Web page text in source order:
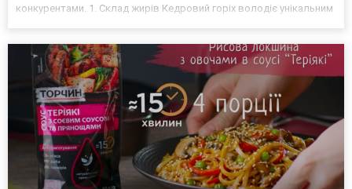
конкурентами. 1. Склад жирів Кедровий горіх володіє унікальним